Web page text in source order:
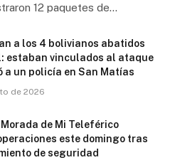
12 paquetes de…
a los 4 bolivianos abatidos
estaban vinculados al ataque
a un policía en San Matías
de 2026
Morada de Mi Teleférico
este domingo tras
de seguridad